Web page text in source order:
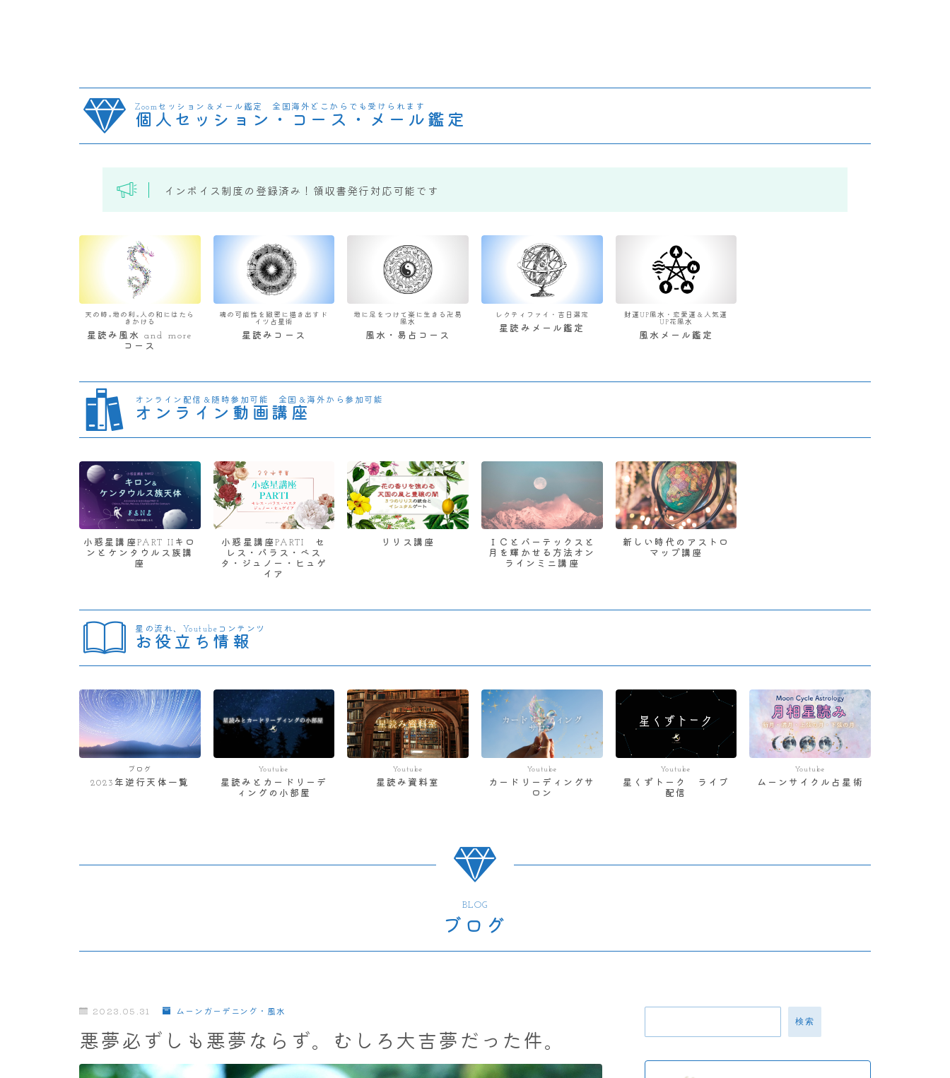
Zoomセッション＆メール鑑定 全国海外どこからでも受けられます
個人セッション・コース・メール鑑定
インボイス制度の登録済み！領収書発行対応可能です
天の時×地の利×人の和にはたら
きかける
星読み風水 and more
コース
魂の可能性を緻密に描き出すド
イツ占星術
星読みコース
地に足をつけて楽に生きる卍易
風水
風水・易占コース
レクティファイ・吉日選定
星読みメール鑑定
財運UP風水・恋愛運＆人気運
UP花風水
風水メール鑑定
オンライン配信＆随時参加可能 全国＆海外から参加可能
オンライン動画講座
小惑星講座PART IIキロ
ンとケンタウルス族講
座
小惑星講座PARTI セ
レス・パラス・ベス
タ・ジュノー・ヒュゲ
イア
リリス講座
ＩＣとバーテックスと
月を輝かせる方法オン
ラインミニ講座
新しい時代のアストロ
マップ講座
星の流れ、Youtubeコンテンツ
お役立ち情報
ブログ
2023年逆行天体一覧
Youtube
星読みとカードリーデ
ィングの小部屋
Youtube
星読み資料室
Youtube
カードリーディングサ
ロン
Youtube
星くずトーク ライブ
配信
Youtube
ムーンサイクル占星術
BLOG
ブログ
2023.05.31 ムーンガーデニング・風水
悪夢必ずしも悪夢ならず。むしろ大吉夢だった件。
検索